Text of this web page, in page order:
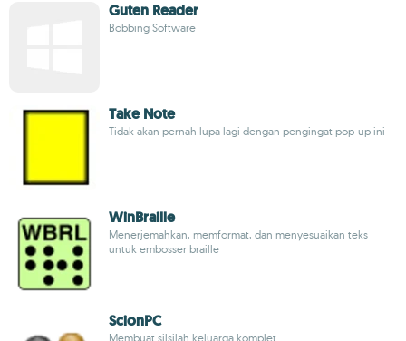
Guten Reader
Bobbing Software
Take Note
Tidak akan pernah lupa lagi dengan pengingat pop-up ini
WinBraille
Menerjemahkan, memformat, dan menyesuaikan teks
untuk embosser braille
ScionPC
Membuat silsilah keluarga komplet